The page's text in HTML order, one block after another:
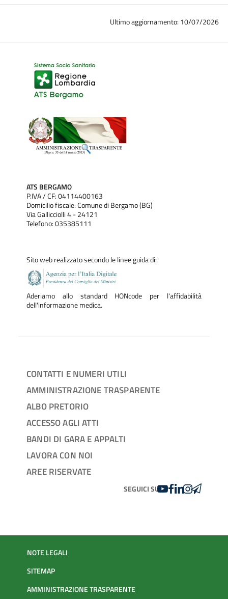
Ultimo aggiornamento: 10/07/2026
ATS BERGAMO
P.IVA / CF: 04114400163
Domicilio fiscale: Comune di Bergamo (BG)
Via Gallicciolli 4 - 24121
Telefono: 035385111
Sito web realizzato secondo le linee guida di:
Aderiamo allo standard HONcode per l'affidabilità
dell'informazione medica.
CONTATTI E NUMERI UTILI
AMMINISTRAZIONE TRASPARENTE
ALBO PRETORIO
ACCESSO AGLI ATTI
BANDI DI GARA E APPALTI
LAVORA CON NOI
AREE RISERVATE
SEGUICI SUYOUTUBE
FACEBOOK
LINKEDIN
INSTAGRAM
NOTE LEGALI
SITEMAP
AMMINISTRAZIONE TRASPARENTE